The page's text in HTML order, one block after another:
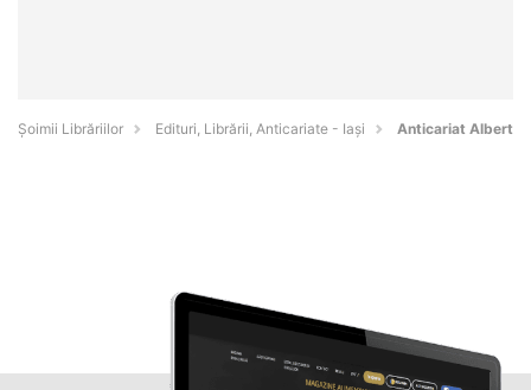
Șoimii Librăriilor Edituri, Librării, Anticariate - Iaşi Anticariat Albert